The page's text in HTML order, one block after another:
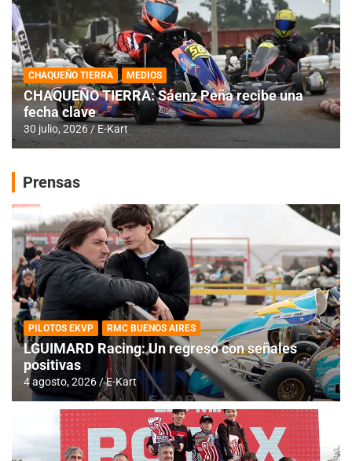
CHAQUEÑO TIERRA MEDIOS
CHAQUEÑO TIERRA: Sáenz Peña recibe una
fecha clave
30 julio, 2026 E-Kart
Prensas
PILOTOS EKVP RMC BUENOS AIRES
LGUIMARD Racing: Un regreso con señales
positivas
4 agosto, 2026 E-Kart